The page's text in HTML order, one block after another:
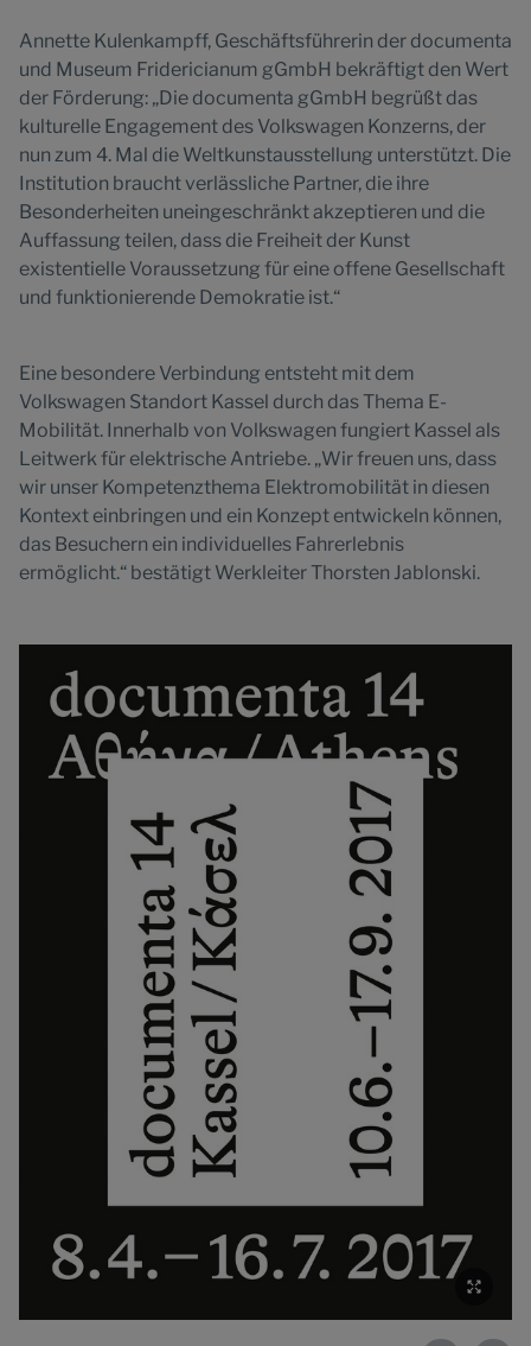
Annette Kulenkampff, Geschäftsführerin der documenta
und Museum Fridericianum gGmbH bekräftigt den Wert
der Förderung: „Die documenta gGmbH begrüßt das
kulturelle Engagement des Volkswagen Konzerns, der
nun zum 4. Mal die Weltkunstausstellung unterstützt. Die
Institution braucht verlässliche Partner, die ihre
Besonderheiten uneingeschränkt akzeptieren und die
Auffassung teilen, dass die Freiheit der Kunst
existentielle Voraussetzung für eine offene Gesellschaft
und funktionierende Demokratie ist.“
Eine besondere Verbindung entsteht mit dem
Volkswagen Standort Kassel durch das Thema E-
Mobilität. Innerhalb von Volkswagen fungiert Kassel als
Leitwerk für elektrische Antriebe. „Wir freuen uns, dass
wir unser Kompetenzthema Elektromobilität in diesen
Kontext einbringen und ein Konzept entwickeln können,
das Besuchern ein individuelles Fahrerlebnis
ermöglicht.“ bestätigt Werkleiter Thorsten Jablonski.